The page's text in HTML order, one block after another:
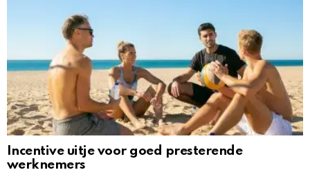
Incentive uitje voor goed presterende
werknemers